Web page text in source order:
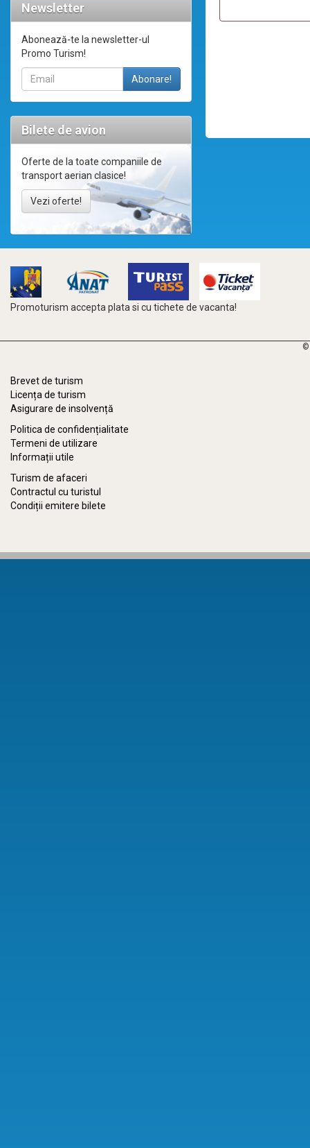
Newsletter
Abonează-te la newsletter-ul
Promo Turism!
Bilete de avion
Oferte de la toate companiile de
transport aerian clasice!
Vezi oferte!
Promoturism accepta plata si cu tichete de vacanta!
©
Brevet de turism
Licența de turism
Asigurare de insolvență
Politica de confidențialitate
Termeni de utilizare
Informații utile
Turism de afaceri
Contractul cu turistul
Condiții emitere bilete